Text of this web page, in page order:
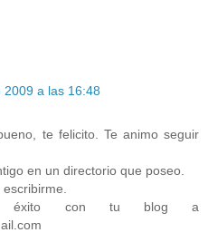
2009 a las 16:48
te felicito. Te animo seguir
en un directorio que poseo.
éxito con tu blog a